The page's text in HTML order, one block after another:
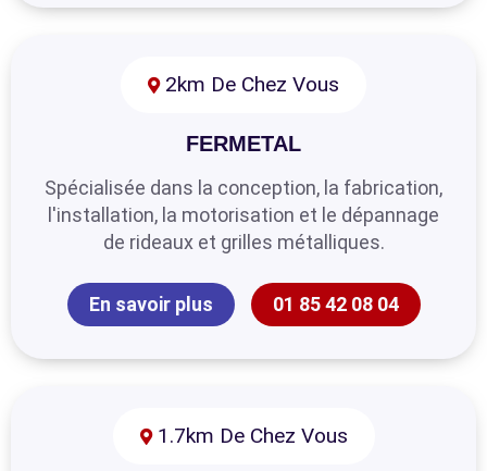
2km De Chez Vous
FERMETAL
Spécialisée dans la conception, la fabrication,
l'installation, la motorisation et le dépannage
de rideaux et grilles métalliques.
En savoir plus 01 85 42 08 04
1.7km De Chez Vous